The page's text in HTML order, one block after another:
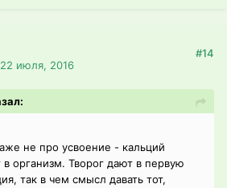
22 июля, 2016
#14
не про усвоение - кальций
организм. Творог дают в первую
так в чем смысл давать тот,